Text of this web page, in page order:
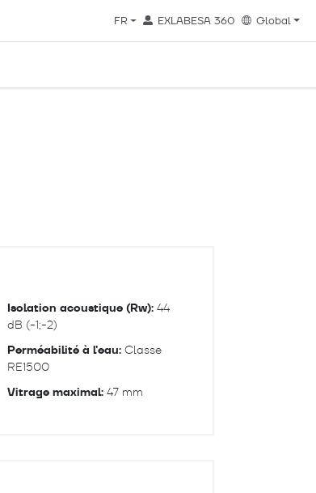
FR EXLABESA 360 Global
Isolation acoustique (Rw):44
dB (-1;-2)
Perméabilité à l'eau:Classe
RE1500
Vitrage maximal:47 mm